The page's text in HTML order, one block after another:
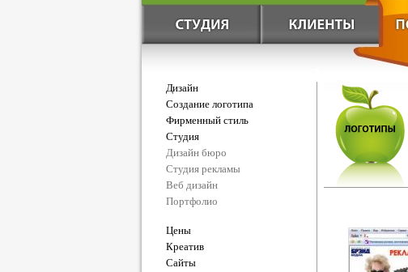
Дизайн
Создание логотипа
Фирменный стиль
Студия
Дизайн бюро
Студия рекламы
Веб дизайн
Портфолио
Цены
Креатив
Сайты